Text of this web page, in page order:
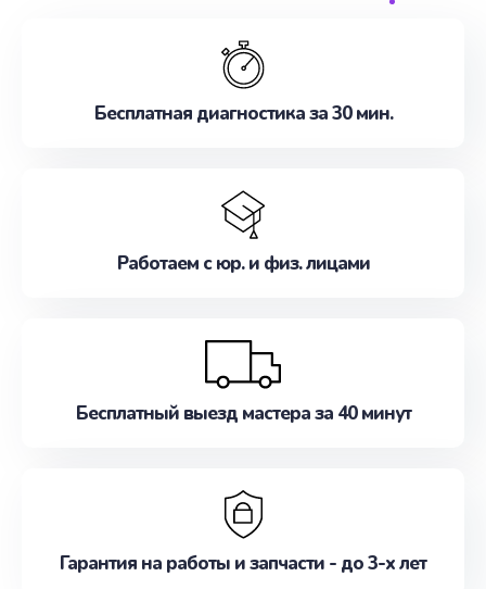
наилучшим образом. Не медлите записаться на
Бесплатная диагностика за 30 мин.
Работаем с юр. и физ. лицами
Бесплатный выезд мастера за 40 минут
Гарантия на работы и запчасти - до 3-х лет